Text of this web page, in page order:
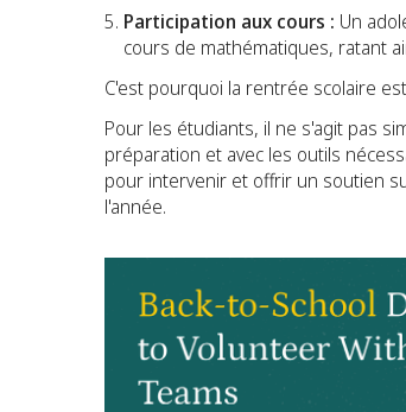
Participation aux cours : Un
cours de mathématiques, ratant
C'est pourquoi la rentrée scolaire
Pour les étudiants, il ne s'agit pas
préparation et avec les outils
pour intervenir et offrir un soutien
l'année.